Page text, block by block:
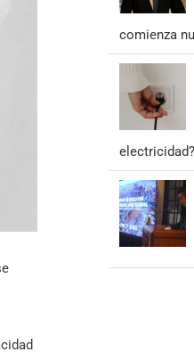
comienza
electricidad?